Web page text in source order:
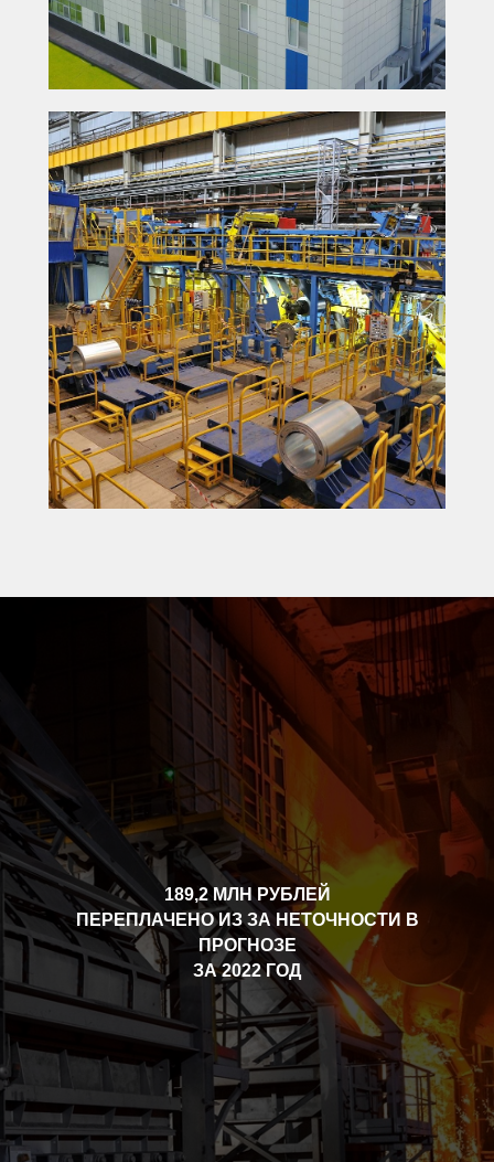
189,2 МЛН РУБЛЕЙ
ПЕРЕПЛАЧЕНО ИЗ ЗА НЕТОЧНОСТИ В
ПРОГНОЗЕ
ЗА 2022 ГОД